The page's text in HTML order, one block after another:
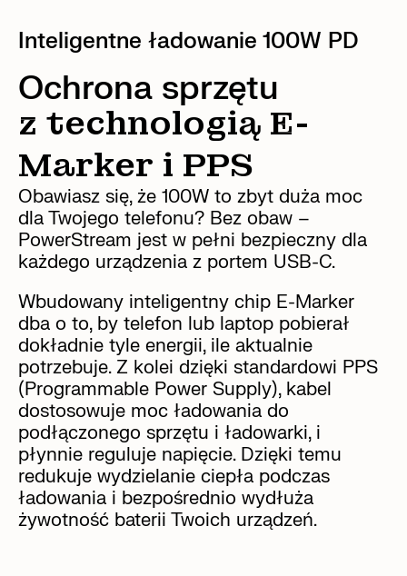
Inteligentne ładowanie 100W PD
Ochrona sprzętu
z technologią E-
Marker i PPS
Obawiasz się, że 100W to zbyt duża moc
dla Twojego telefonu? Bez obaw –
PowerStream jest w pełni bezpieczny dla
każdego urządzenia z portem USB-C.
Wbudowany inteligentny chip E-Marker
dba o to, by telefon lub laptop pobierał
dokładnie tyle energii, ile aktualnie
potrzebuje. Z kolei dzięki standardowi PPS
(Programmable Power Supply), kabel
dostosowuje moc ładowania do
podłączonego sprzętu i ładowarki, i
płynnie reguluje napięcie. Dzięki temu
redukuje wydzielanie ciepła podczas
ładowania i bezpośrednio wydłuża
żywotność baterii Twoich urządzeń.